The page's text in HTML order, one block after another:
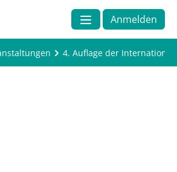
Anmelden
4. Auflage der